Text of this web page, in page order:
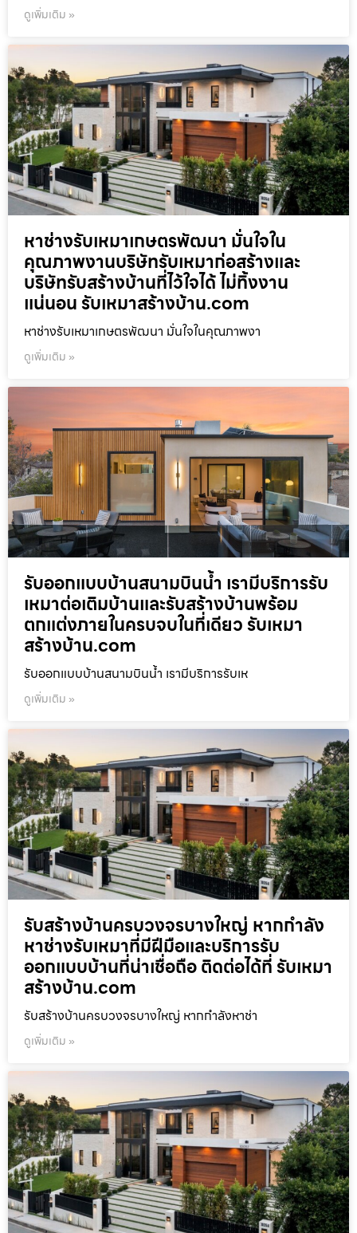
ดูเพิ่มเติม »
หาช่างรับเหมาเกษตรพัฒนา มั่นใจใน
คุณภาพงานบริษัทรับเหมาก่อสร้างและ
บริษัทรับสร้างบ้านที่ไว้ใจได้ ไม่ทิ้งงาน
แน่นอน รับเหมาสร้างบ้าน.com
หาช่างรับเหมาเกษตรพัฒนา มั่นใจในคุณภาพงา
ดูเพิ่มเติม »
รับออกแบบบ้านสนามบินน้ำ เรามีบริการรับ
เหมาต่อเติมบ้านและรับสร้างบ้านพร้อม
ตกแต่งภายในครบจบในที่เดียว รับเหมา
สร้างบ้าน.com
รับออกแบบบ้านสนามบินน้ำ เรามีบริการรับเห
ดูเพิ่มเติม »
รับสร้างบ้านครบวงจรบางใหญ่ หากกำลัง
หาช่างรับเหมาที่มีฝีมือและบริการรับ
ออกแบบบ้านที่น่าเชื่อถือ ติดต่อได้ที่ รับเหมา
สร้างบ้าน.com
รับสร้างบ้านครบวงจรบางใหญ่ หากกำลังหาช่า
ดูเพิ่มเติม »